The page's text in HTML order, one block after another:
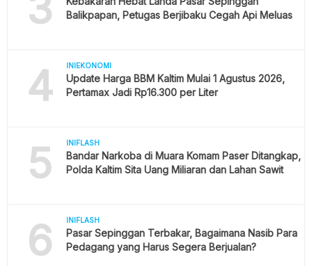
Balikpapan, Petugas Berjibaku Cegah Api Meluas
4 INIEKONOMI
Update Harga BBM Kaltim Mulai 1 Agustus 2026,
Pertamax Jadi Rp16.300 per Liter
5 INIFLASH
Bandar Narkoba di Muara Komam Paser Ditangkap,
Polda Kaltim Sita Uang Miliaran dan Lahan Sawit
6 INIFLASH
Pasar Sepinggan Terbakar, Bagaimana Nasib Para
Pedagang yang Harus Segera Berjualan?